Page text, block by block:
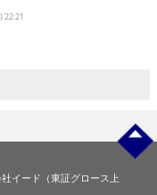
22:21
イード（東証グロース上